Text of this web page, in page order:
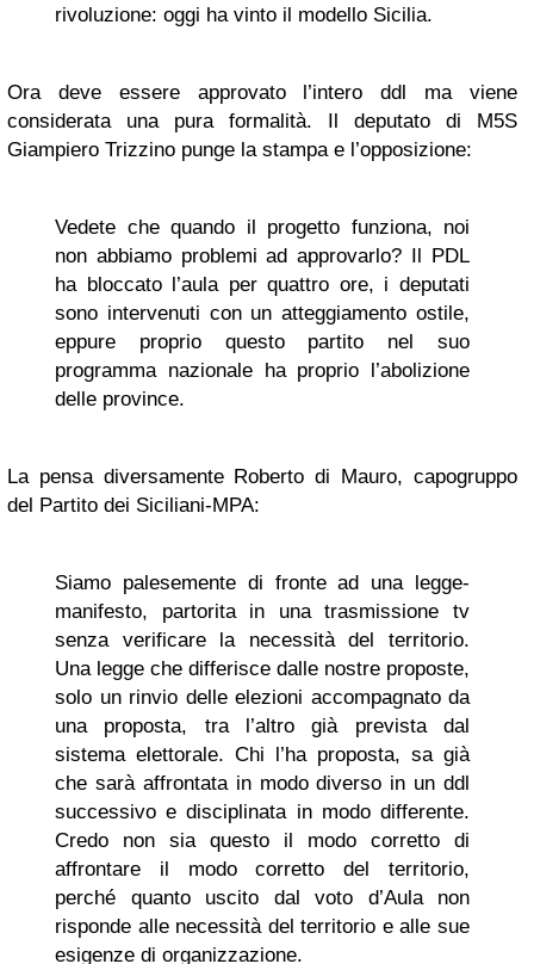
rivoluzione: oggi ha vinto il modello Sicilia.
Ora deve essere approvato l’intero ddl ma viene
considerata una pura formalità. Il deputato di M5S
Giampiero Trizzino punge la stampa e l’opposizione:
Vedete che quando il progetto funziona, noi
non abbiamo problemi ad approvarlo? Il PDL
ha bloccato l’aula per quattro ore, i deputati
sono intervenuti con un atteggiamento ostile,
eppure proprio questo partito nel suo
programma nazionale ha proprio l’abolizione
delle province.
La pensa diversamente Roberto di Mauro, capogruppo
del Partito dei Siciliani-MPA:
Siamo palesemente di fronte ad una legge-
manifesto, partorita in una trasmissione tv
senza verificare la necessità del territorio.
Una legge che differisce dalle nostre proposte,
solo un rinvio delle elezioni accompagnato da
una proposta, tra l’altro già prevista dal
sistema elettorale. Chi l’ha proposta, sa già
che sarà affrontata in modo diverso in un ddl
successivo e disciplinata in modo differente.
Credo non sia questo il modo corretto di
affrontare il modo corretto del territorio,
perché quanto uscito dal voto d’Aula non
risponde alle necessità del territorio e alle sue
esigenze di organizzazione.